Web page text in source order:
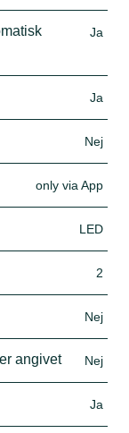
Ja
Ja
Nej
only via App
LED
2
Nej
angivet Nej
Ja